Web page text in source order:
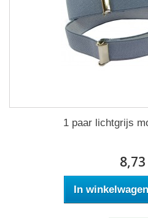
1 paar lichtgrijs
In winkelwagen